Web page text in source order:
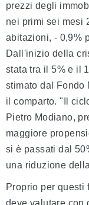
prezzi degli
nei primi sei mesi
abitazioni, - 0,9%
Dall'inizio della
stata tra il 5% e il
stimato dal Fondo
il comparto. "Il
Pietro Modiano,
maggiore
si è passati dal
una riduzione
Proprio per questi
deve valutare con